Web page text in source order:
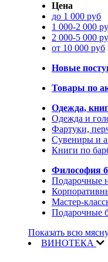
Цена
до 1 000 руб
1 000-2 000
2 000-5 000
от 10 000 руб
Новые
Товары по
Одежда,
Одежда и
Фартуки,
Сувениры и
Книги по
Философия
Подарочные
Мастер-
Подарочные
Показать всю
ВИНОТЕКА